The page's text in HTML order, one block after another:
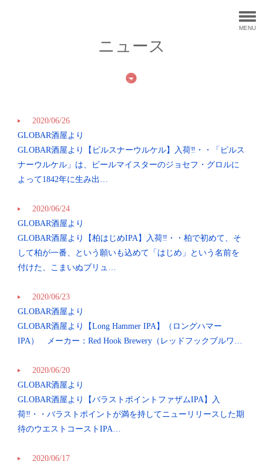
MENU
ニュース
2020/06/26
GLOBAR酒屋より
GLOBAR酒屋より【ピルスナーウルケル】入荷‼︎・・「ピルス
ナーウルケル」は、ビールマイスターのジョセフ・グロルに
よって1842年に生み出…
2020/06/24
GLOBAR酒屋より
GLOBAR酒屋より【柏はじめIPA】入荷‼︎・・柏で初めて、そ
して柏が一番、という願いも込めて「はじめ」という名前を
付けた、こまいぬブリュ…
2020/06/23
GLOBAR酒屋より
GLOBAR酒屋より【Long Hammer IPA】（ロングハマー
IPA） メーカー：Red Hook Brewery（レッドフックブルワ…
2020/06/20
GLOBAR酒屋より
GLOBAR酒屋より【バラストポイントファザムIPA】入
荷‼︎・・バラストポイントが満を持してニューリリースした期
待のウエストコーストIPA…
2020/06/17